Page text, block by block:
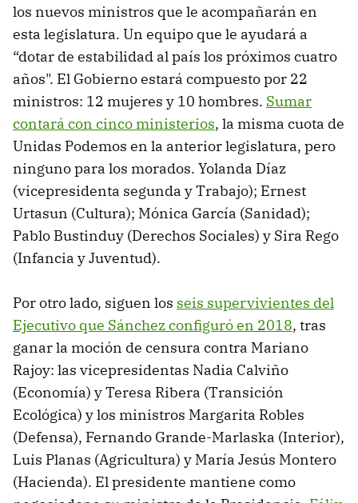
los nuevos ministros que le acompañarán en
esta legislatura. Un equipo que le ayudará a
“dotar de estabilidad al país los próximos cuatro
años". El Gobierno estará compuesto por 22
ministros: 12 mujeres y 10 hombres. Sumar
contará con cinco ministerios, la misma cuota de
Unidas Podemos en la anterior legislatura, pero
ninguno para los morados. Yolanda Díaz
(vicepresidenta segunda y Trabajo); Ernest
Urtasun (Cultura); Mónica García (Sanidad);
Pablo Bustinduy (Derechos Sociales) y Sira Rego
(Infancia y Juventud).
Por otro lado, siguen los seis supervivientes del
Ejecutivo que Sánchez configuró en 2018, tras
ganar la moción de censura contra Mariano
Rajoy: las vicepresidentas Nadia Calviño
(Economía) y Teresa Ribera (Transición
Ecológica) y los ministros Margarita Robles
(Defensa), Fernando Grande-Marlaska (Interior),
Luis Planas (Agricultura) y María Jesús Montero
(Hacienda). El presidente mantiene como